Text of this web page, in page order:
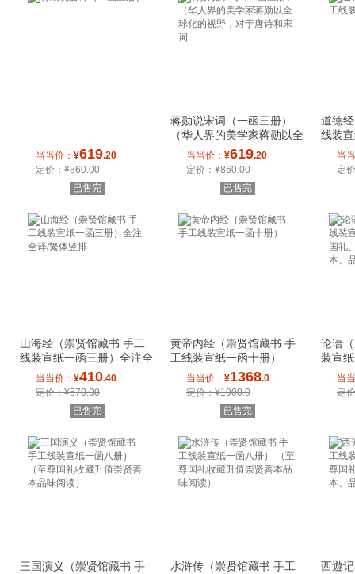
当当价： ¥619.20
定价：¥860.00
已售完
蒋勋说宋词（一函三册）
（华人界的美学家蒋勋以全
球化的视野，对
当当价： ¥619.20
定价：¥860.00
已售完
道德
线装
当
定
山海经（崇贤馆藏书 手工
线装宣纸一函三册）全注全
译/繁体竖排
当当价： ¥410.40
定价：¥570.00
已售完
黄帝内经（崇贤馆藏书 手
工线装宣纸一函十册）
当当价： ¥1368.0
定价：¥1900.0
已售完
论语
装宣
礼、
当
定
三国演义（崇贤馆藏书 手
水浒传（崇贤馆藏书 手工
西遊